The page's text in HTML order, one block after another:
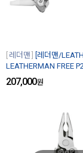
레더맨
[레더맨/
LEATHERMAN FREE
207,000원